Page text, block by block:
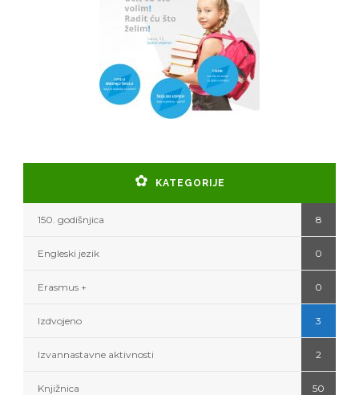
KATEGORIJE
150. godišnjica 8
Engleski jezik 0
Erasmus + 0
Izdvojeno 3
Izvannastavne aktivnosti 2
Knjižnica 50